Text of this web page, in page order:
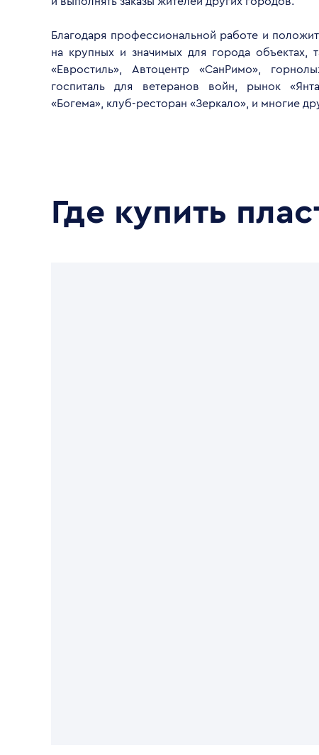
Благодаря профессиональной работе и
на крупных и значимых для города объектах,
«Евростиль», Автоцентр «СанРимо»,
госпиталь для ветеранов войн, рынок
«Богема», клуб-ресторан «Зеркало», и многие
Где купить